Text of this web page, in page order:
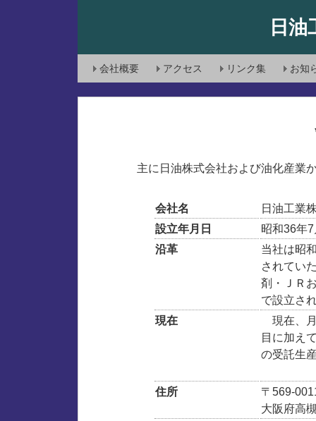
日油
会社概要 アクセス リンク集 お知
主に日油株式会社および油化産業
会社名
日油工業
設立年月日
昭和36年
沿革
当社は昭
されてい
剤・ＪＲ
で設立さ
現在
現在、月
目に加え
の受託生
住所
〒569-
大阪府高